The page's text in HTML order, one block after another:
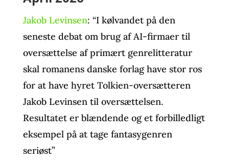
Jakob Levinsen: “I kølvandet på den
seneste debat om brug af AI-firmaer til
oversættelse af primært genrelitteratur
skal romanens danske forlag have stor ros
for at have hyret Tolkien-oversætteren
Jakob Levinsen til oversættelsen.
Resultatet er blændende og et forbilledligt
eksempel på at tage fantasygenren
seriøst”